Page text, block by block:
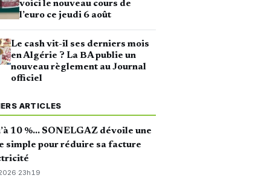
voici le nouveau cours de
l’euro ce jeudi 6 août
Le cash vit-il ses derniers mois
en Algérie ? La BA publie un
nouveau règlement au Journal
officiel
ARTICLES
10 %… SONELGAZ dévoile une
simple pour réduire sa facture
·23h19